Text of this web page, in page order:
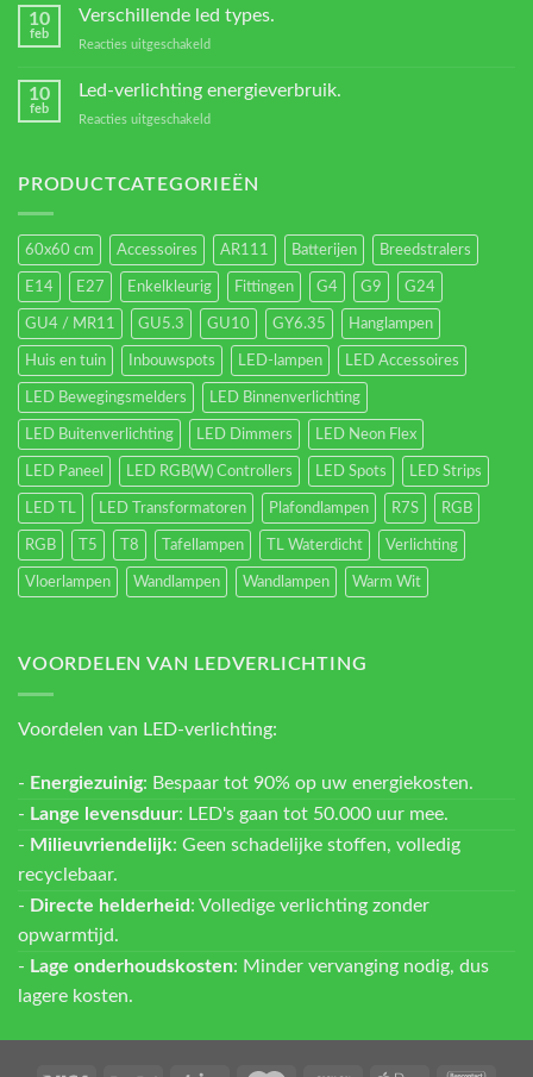
Transformators?
10
feb
Verschillende led types.
Reacties uitgeschakeld
10
feb
Led-verlichting energieverbruik.
Reacties uitgeschakeld
energieverbruik.
PRODUCTCATEGORIEËN
60x60 cm Accessoires AR111 Batterijen Breedstralers
E14 E27 Enkelkleurig Fittingen G4 G9 G24
GU4 / MR11 GU5.3 GU10 GY6.35 Hanglampen
Huis en tuin Inbouwspots LED-lampen LED Accessoires
LED Bewegingsmelders LED Binnenverlichting
LED Buitenverlichting LED Dimmers LED Neon Flex
LED Paneel LED RGB(W) Controllers LED Spots LED Strips
LED TL LED Transformatoren Plafondlampen R7S RGB
RGB T5 T8 Tafellampen TL Waterdicht Verlichting
Vloerlampen Wandlampen Wandlampen Warm Wit
VOORDELEN VAN LEDVERLICHTING
Voordelen van LED-verlichting:
- Energiezuinig: Bespaar tot 90% op uw energiekosten.
- Lange levensduur: LED's gaan tot 50.000 uur mee.
- Milieuvriendelijk: Geen schadelijke stoffen, volledig
recyclebaar.
- Directe helderheid: Volledige verlichting zonder
opwarmtijd.
- Lage onderhoudskosten: Minder vervanging nodig, dus
lagere kosten.